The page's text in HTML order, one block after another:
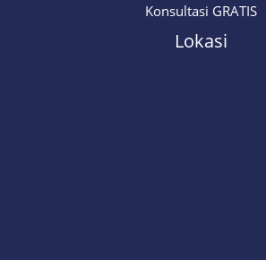
Konsultasi GRATIS
Lokasi